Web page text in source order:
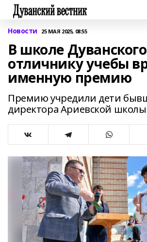
Новости 25 МАЯ 2025, 08:55
В школе
отличнику учебы
именную премию
Премию учредили дети
директора Ариевской школы